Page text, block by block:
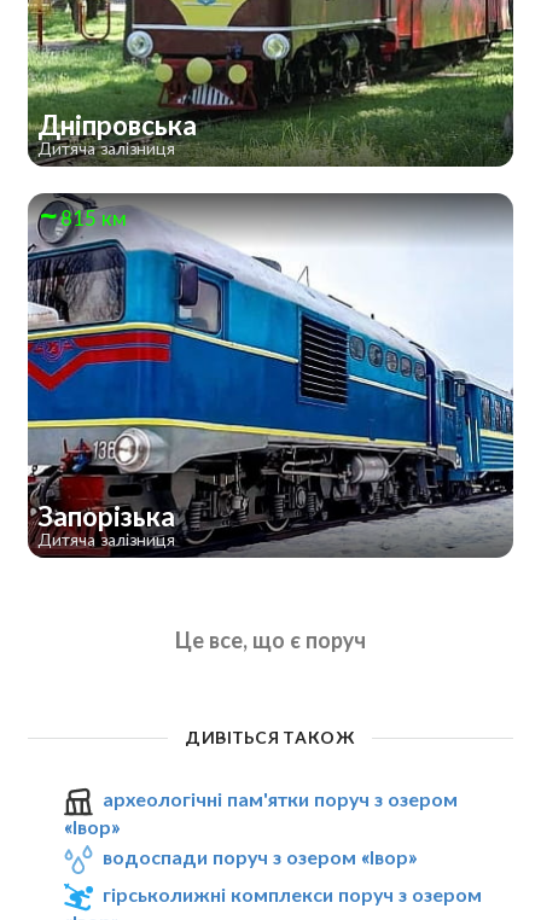
Дніпровська
Дитяча залізниця
815 км
Запорізька
Дитяча залізниця
Це все, що є поруч
ДИВІТЬСЯ ТАКОЖ
археологічні пам'ятки поруч з озером
«Івор»
водоспади поруч з озером «Івор»
гірськолижні комплекси поруч з озером